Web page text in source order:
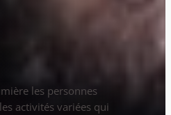
les personnes
activités variées qui